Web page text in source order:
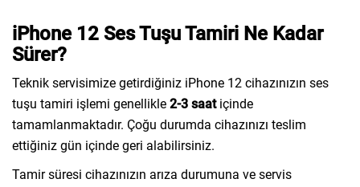
iPhone 12 Ses Tuşu Tamiri Ne Kadar
Sürer?
Teknik servisimize getirdiğiniz iPhone 12 cihazınızın ses
tuşu tamiri işlemi genellikle 2-3 saatiçinde
tamamlanmaktadır. Çoğu durumda cihazınızı teslim
ettiğiniz gün içinde geri alabilirsiniz.
Tamir süresi cihazınızın arıza durumuna ve servis